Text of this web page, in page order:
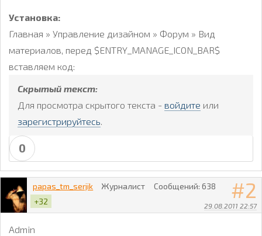
Установка:
Главная » Управление дизайном » Форум » Вид
материалов, перед $ENTRY_MANAGE_ICON_BAR$
вставляем код:
Скрытый текст:
Для просмотра скрытого текста - войдите или
зарегистрируйтесь.
0
2
29.08.2011 22:57
papas_tm_serjik Журналист Сообщений: 638
+32
Admin